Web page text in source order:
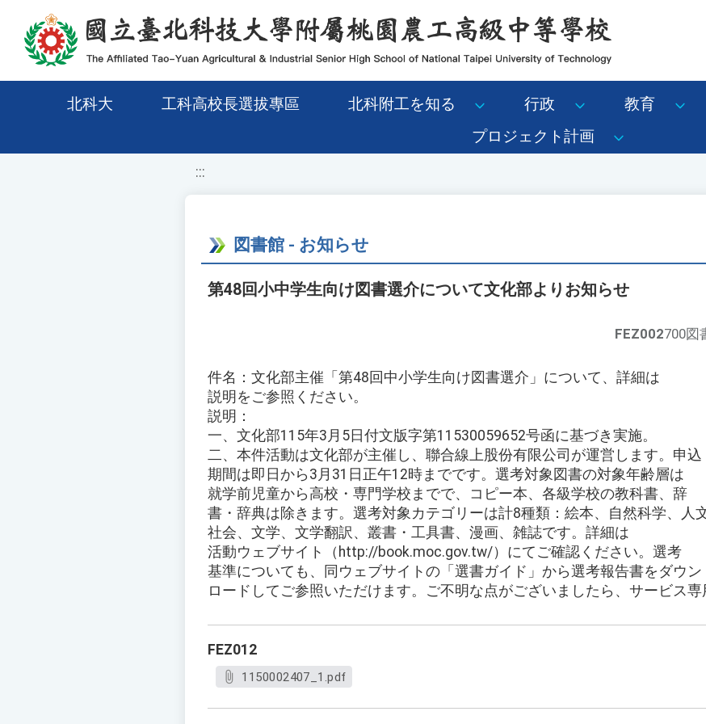
移至網頁之主要內容區位置
北科大 工科高校長選拔專區 北科附工を知る 行政 教育
プロジェクト計画
:::
図書館 - お知らせ
第48回小中学生向け図書選介について文化部よりお知らせ
FEZ002700図
件名：文化部主催「第48回中小学生向け図書選介」について、詳細は
説明をご参照ください。
説明：
一、文化部115年3月5日付文版字第11530059652号函に基づき実施。
二、本件活動は文化部が主催し、聯合線上股份有限公司が運営します。申込
期間は即日から3月31日正午12時までです。選考対象図書の対象年齢層は
就学前児童から高校・専門学校までで、コピー本、各級学校の教科書、辞
書・辞典は除きます。選考対象カテゴリーは計8種類：絵本、自然科学、人
社会、文学、文学翻訳、叢書・工具書、漫画、雑誌です。詳細は
活動ウェブサイト（http://book.moc.gov.tw/）にてご確認ください。選考
基準についても、同ウェブサイトの「選書ガイド」から選考報告書をダウン
ロードしてご参照いただけます。ご不明な点がございましたら、サービス専
FEZ012
1150002407_1.pdf